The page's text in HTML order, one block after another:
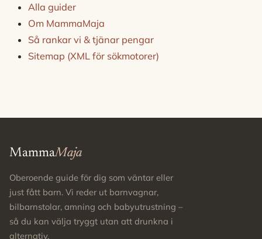
Alla guider
Om MammaMaja
Så rankar vi & tjänar pengar
Sitemap (XML för sökmotorer)
MammaMaja
Oberoende guide för dig som väntar eller
just fått barn. Vi reder ut barnvagnar,
bilbarnstolar, amning och babyutrustning –
så du kan välja tryggt utan att drunkna i
alternativ.